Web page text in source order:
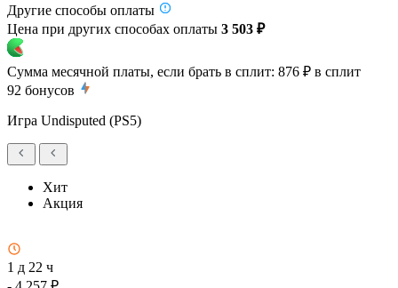
Другие способы оплаты
Цена при других способах оплаты 3 503 ₽
Сумма месячной платы, если брать в сплит: 876 ₽ в сплит
92 бонусов
Игра Undisputed (PS5)
Хит
Акция
1 д 22 ч